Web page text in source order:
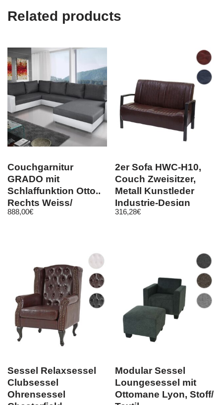
Related products
Couchgarnitur
GRADO mit
Schlaffunktion Otto..
Rechts Weiss/
Dunkelgrau
888,00€
2er Sofa HWC-H10,
Couch Zweisitzer,
Metall Kunstleder
Industrie-Design
316,28€
Sessel Relaxsessel
Clubsessel
Ohrensessel
Modular Sessel
Loungesessel mit
Ottomane Lyon, Stoff/